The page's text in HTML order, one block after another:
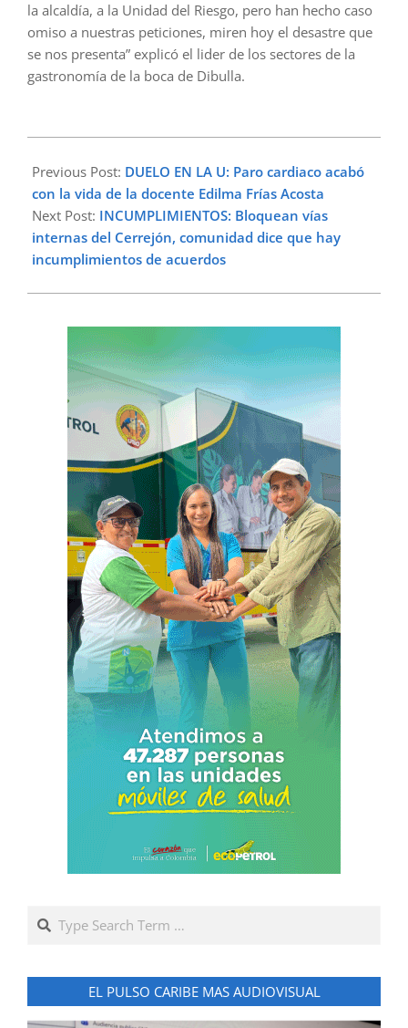
la alcaldía, a la Unidad del Riesgo, pero han hecho caso
omiso a nuestras peticiones, miren hoy el desastre que
se nos presenta” explicó el lider de los sectores de la
gastronomía de la boca de Dibulla.
01-
15
Previous Post: DUELO EN LA U: Paro cardiaco acabó
con la vida de la docente Edilma Frías Acosta
Next Post: INCUMPLIMIENTOS: Bloquean vías
internas del Cerrejón, comunidad dice que hay
incumplimientos de acuerdos
Search
EL PULSO CARIBE MAS AUDIOVISUAL